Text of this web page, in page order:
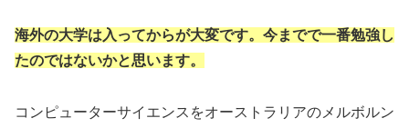
海外の大学は入ってからが大変です。今までで一番勉強し
たのではないかと思います。
コンピューターサイエンスをオーストラリアのメルボルン